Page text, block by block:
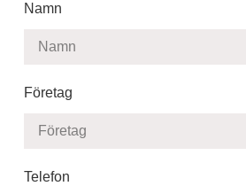
Namn
Företag
Telefon